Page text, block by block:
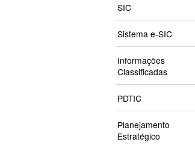
SIC
Sistema e-SIC
Informações
Classificadas
PDTIC
Planejamento
Estratégico